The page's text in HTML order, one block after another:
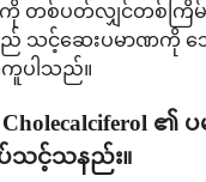
းကို တစ်ပတ်လျှင်တစ်ကြိ
သင့်ဆေးပမာဏကို သေ
ပါသည်။
Cholecalciferol
သင့်သနည်း။